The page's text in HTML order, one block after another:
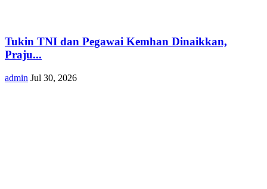
Tukin TNI dan Pegawai Kemhan Dinaikkan,
Praju...
admin Jul 30, 2026